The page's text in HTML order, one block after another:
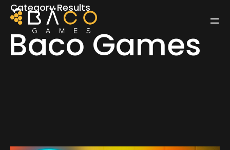
Category Results
Baco Games